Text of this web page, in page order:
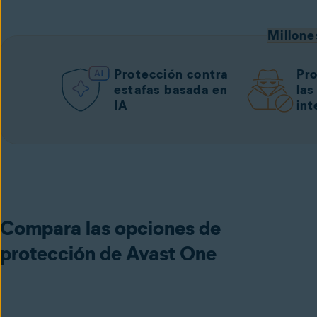
Protección contra
estafas basada en
IA
Compara las opciones de
protección de Avast One